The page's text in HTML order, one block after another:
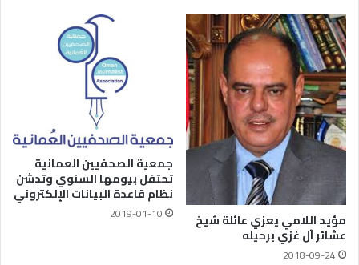
مؤيد اللامي يعزي عائلة شيخ
عشائر آل غزي برحيله
2018-09-24
جمعية الصحفيين العمانية
تحتفل بيومها السنوي وتدشن
نظام قاعدة البيانات الإلكتروني
2019-01-10